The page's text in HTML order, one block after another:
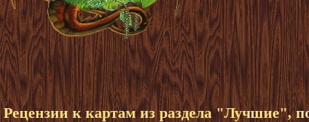
Рецензии к картам из раздела "Лучшие",